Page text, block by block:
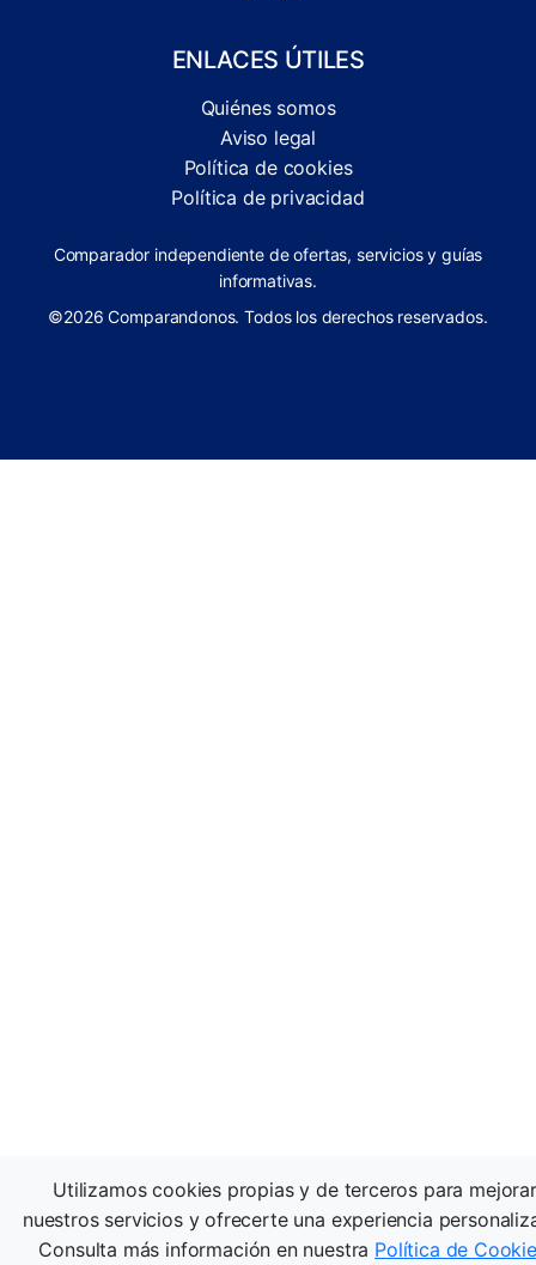
ENLACES ÚTILES
Quiénes somos
Aviso legal
Política de cookies
Política de privacidad
Comparador independiente de ofertas, servicios y guías
informativas.
©2026 Comparandonos. Todos los derechos reservados.
Utilizamos cookies propias y de terceros para mejorar
nuestros servicios y ofrecerte una experiencia
Consulta más información en nuestra Política de